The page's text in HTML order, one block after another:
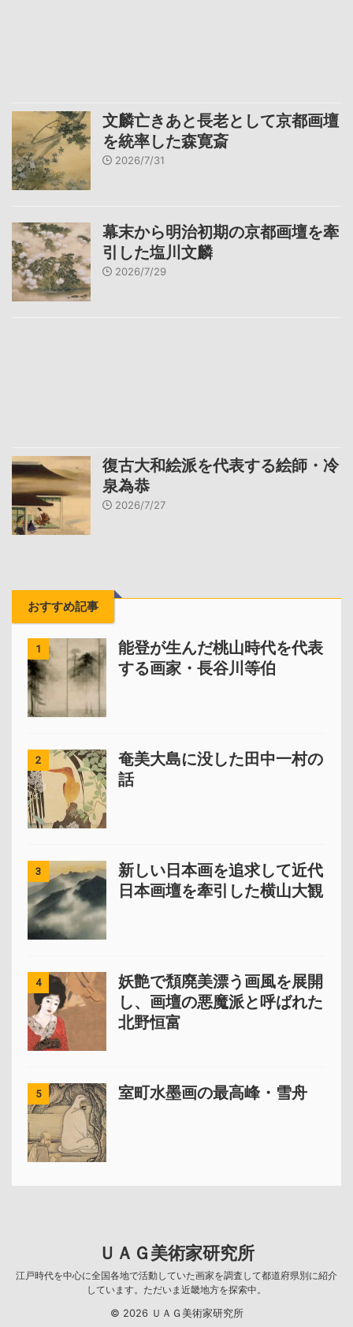
文麟亡きあと長老として京都画壇
を統率した森寛斎
2026/7/31
幕末から明治初期の京都画壇を牽
引した塩川文麟
2026/7/29
復古大和絵派を代表する絵師・冷
泉為恭
2026/7/27
おすすめ記事
1
能登が生んだ桃山時代を代表
する画家・長谷川等伯
2
奄美大島に没した田中一村の
話
3
新しい日本画を追求して近代
日本画壇を牽引した横山大観
4
妖艶で頽廃美漂う画風を展開
し、画壇の悪魔派と呼ばれた
北野恒富
5 室町水墨画の最高峰・雪舟
ＵＡＧ美術家研究所
江戸時代を中心に全国各地で活動していた画家を調査して都道府県別に紹介
しています。ただいま近畿地方を探索中。
© 2026 ＵＡＧ美術家研究所